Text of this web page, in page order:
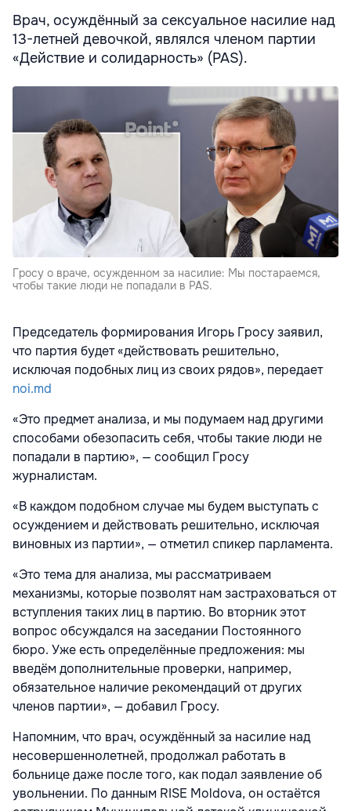
Врач, осуждённый за сексуальное насилие над
13-летней девочкой, являлся членом партии
«Действие и солидарность» (PAS).
Гросу о враче, осужденном за насилие: Мы постараемся,
чтобы такие люди не попадали в PAS.
Председатель формирования Игорь Гросу заявил,
что партия будет «действовать решительно,
исключая подобных лиц из своих рядов», передает
noi.md
«Это предмет анализа, и мы подумаем над другими
способами обезопасить себя, чтобы такие люди не
попадали в партию», — сообщил Гросу
журналистам.
«В каждом подобном случае мы будем выступать с
осуждением и действовать решительно, исключая
виновных из партии», — отметил спикер парламента.
«Это тема для анализа, мы рассматриваем
механизмы, которые позволят нам застраховаться от
вступления таких лиц в партию. Во вторник этот
вопрос обсуждался на заседании Постоянного
бюро. Уже есть определённые предложения: мы
введём дополнительные проверки, например,
обязательное наличие рекомендаций от других
членов партии», — добавил Гросу.
Напомним, что врач, осуждённый за насилие над
несовершеннолетней, продолжал работать в
больнице даже после того, как подал заявление об
увольнении. По данным RISE Moldova, он остаётся